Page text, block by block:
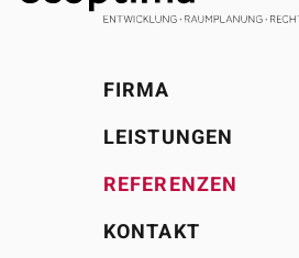
FIRMA
LEISTUNGEN
REFERENZEN
KONTAKT